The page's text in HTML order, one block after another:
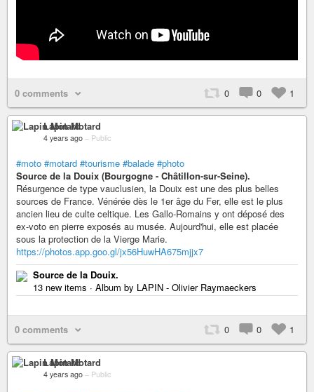
0 comments 0 0 1
Lapin Motard
4 years ago – Public
#moto #motard #tourisme #balade #photo
Source de la Douix (Bourgogne - Châtillon-sur-Seine).
Résurgence de type vauclusien, la Douix est une des plus belles
sources de France. Vénérée dès le 1er âge du Fer, elle est le plus
ancien lieu de culte celtique. Les Gallo-Romains y ont déposé des
ex-voto en pierre exposés au musée. Aujourd'hui, elle est placée
sous la protection de la Vierge Marie.
https://photos.app.goo.gl/jx56HuwHA675mjjx7
Source de la Douix.
13 new items · Album by LAPIN - Olivier Raymaeckers
0 comments 0 0 1
Lapin Motard
4 years ago – Public